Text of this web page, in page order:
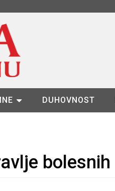
DUHOVNOST
bolesnih